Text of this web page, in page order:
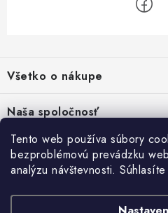
Tento web používa súbory
bezproblémovú prevádzku
analýzu návštevnosti.
p
ä
t
Všetko o nákupe
Obchodné podmienky
Podmienky ochrany osobných
Naša spoločnosť
SHOWROOM - poradňa pre vaše
PREDAJŇA - Raková
Stabilná spoločnosť od roku 2009
Prihlásenie
E-mail